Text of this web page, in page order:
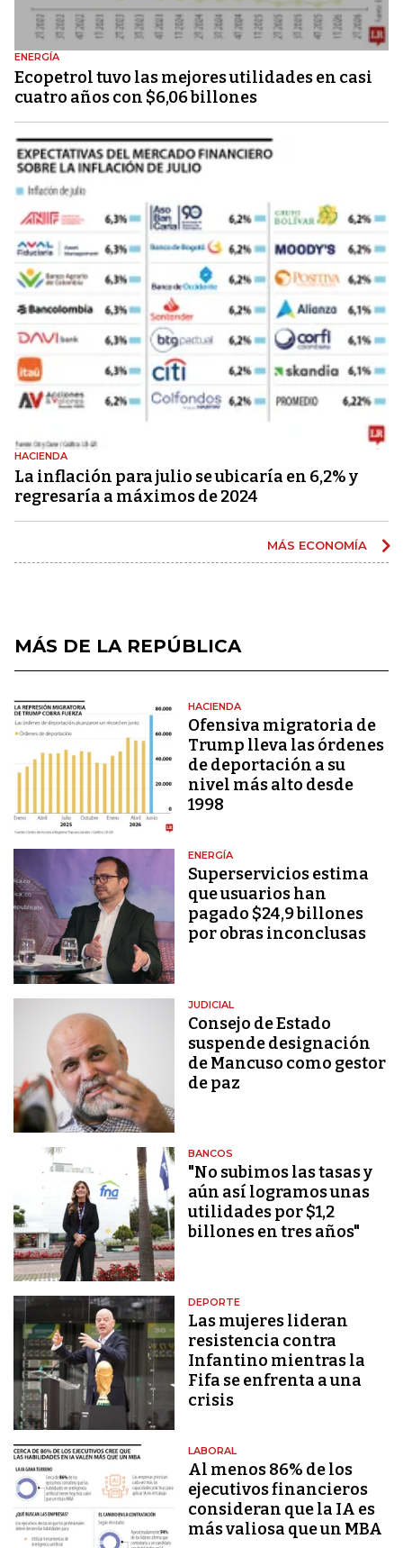
ENERGÍA
Ecopetrol tuvo las mejores utilidades en casi
cuatro años con $6,06 billones
HACIENDA
La inflación para julio se ubicaría en 6,2% y
regresaría a máximos de 2024
MÁS ECONOMÍA
MÁS DE LA REPÚBLICA
HACIENDA
Ofensiva migratoria de
Trump lleva las órdenes
de deportación a su
nivel más alto desde
1998
ENERGÍA
Superservicios estima
que usuarios han
pagado $24,9 billones
por obras inconclusas
JUDICIAL
Consejo de Estado
suspende designación
de Mancuso como gestor
de paz
BANCOS
"No subimos las tasas y
aún así logramos unas
utilidades por $1,2
billones en tres años"
DEPORTE
Las mujeres lideran
resistencia contra
Infantino mientras la
Fifa se enfrenta a una
crisis
LABORAL
Al menos 86% de los
ejecutivos financieros
consideran que la IA es
más valiosa que un MBA